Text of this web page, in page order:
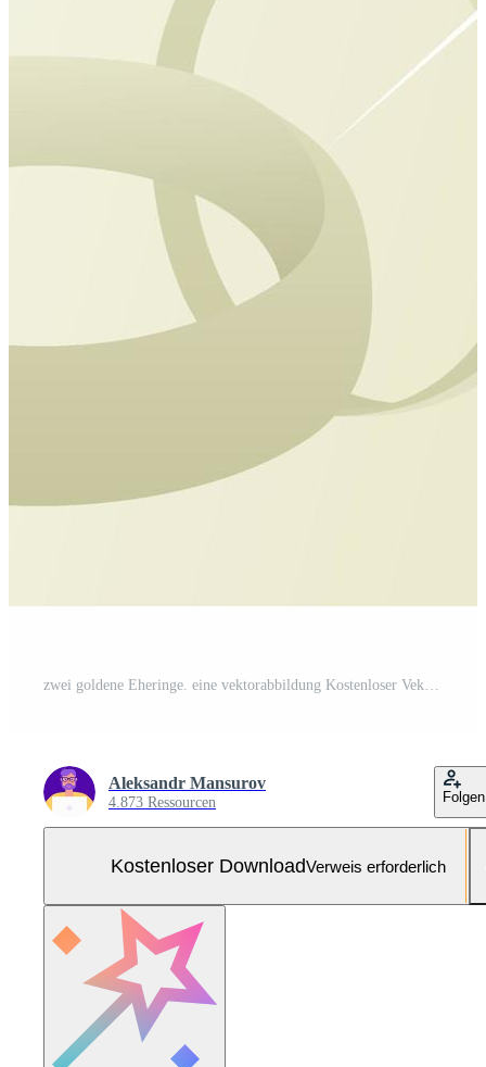
zwei goldene Eheringe. eine vektorabbildung Kostenloser Vektor und Kostenloses SVG
Aleksandr Mansurov
4.873 Ressourcen Folgen
Kostenloser DownloadVerweis erforderlich